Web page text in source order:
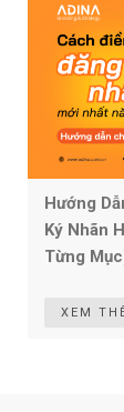
Hướng
Ký Nhãn
Từng
XEM